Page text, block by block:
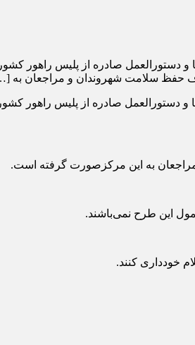
دستورالعمل صادره از پلیس راهور
حفظ سلامت شهروندان و مراجعان به
دستورالعمل صادره از پلیس راهور
به این مرکزصورت گرفته است.
این طرح نمی‌باشند.
خودداری کنند.